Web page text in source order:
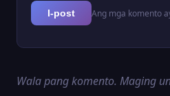
I-post Ang mga komento
Wala pang komento. Maging